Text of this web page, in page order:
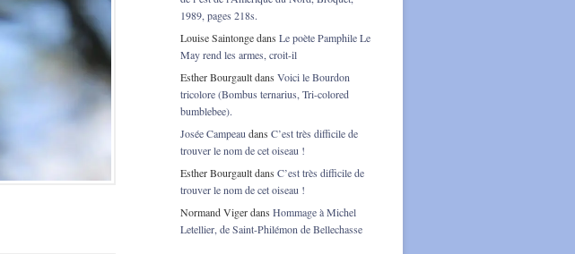
1989, pages 218s.
Louise Saintongedans Le poète Pamphile Le
May rend les armes, croit-il
Esther Bourgaultdans Voici le Bourdon
tricolore (Bombus ternarius, Tri-colored
bumblebee).
Josée Campeau dans C’est très difficile de
trouver le nom de cet oiseau !
Esther Bourgaultdans C’est très difficile de
trouver le nom de cet oiseau !
Normand Vigerdans Hommage à Michel
Letellier, de Saint-Philémon de Bellechasse